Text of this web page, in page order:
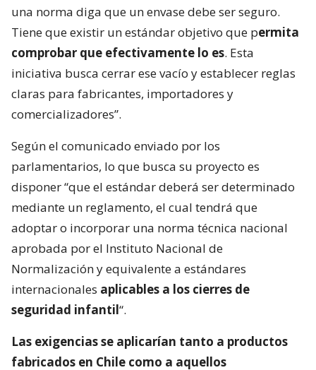
una norma diga que un envase debe ser seguro.
Tiene que existir un estándar objetivo que permita
comprobar que efectivamente lo es. Esta
iniciativa busca cerrar ese vacío y establecer reglas
claras para fabricantes, importadores y
comercializadores”.
Según el comunicado enviado por los
parlamentarios, lo que busca su proyecto es
disponer “que el estándar deberá ser determinado
mediante un reglamento, el cual tendrá que
adoptar o incorporar una norma técnica nacional
aprobada por el Instituto Nacional de
Normalización y equivalente a estándares
internacionales aplicables a los cierres de
seguridad infantil“.
Las exigencias se aplicarían tanto a productos
fabricados en Chile como a aquellos